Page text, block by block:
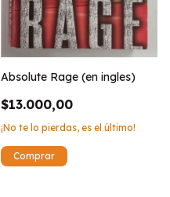
Absolute Rage (en ingles)
$13.000,00
¡No te lo pierdas, es el último!